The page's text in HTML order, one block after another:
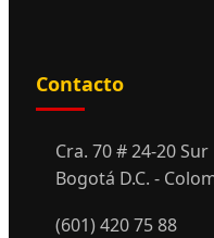
Contacto
Cra. 70 # 24-20 Sur
Bogotá D.C. -
(601) 420 75 88